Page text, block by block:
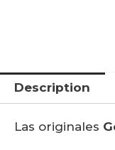
Description
Las originales